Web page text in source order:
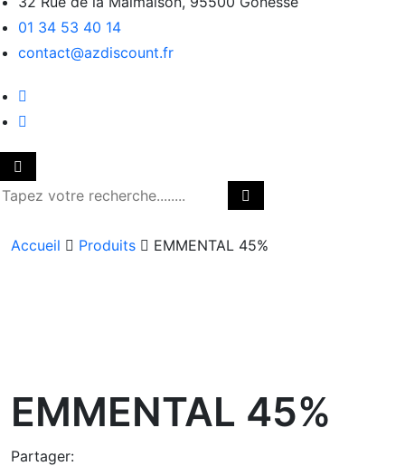
01 34 53 40 14
contact@azdiscount.fr
Accueil Produits EMMENTAL 45%
EMMENTAL 45%
Partager: